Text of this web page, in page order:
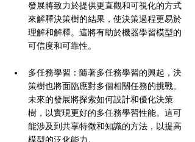
發展將致力於提供更直觀和可視化的方式
來解釋決策樹的結果，使決策過程更易於
理解和解釋。這將有助於機器學習模型的
可信度和可靠性。
多任務學習：隨著多任務學習的興起，決
策樹也將面臨應對多個相關任務的挑戰。
未來的發展將探索如何設計和優化決策
樹，以實現更好的多任務學習性能。這可
能涉及到共享特徵和知識的方法，以提高
模型的泛化能力。